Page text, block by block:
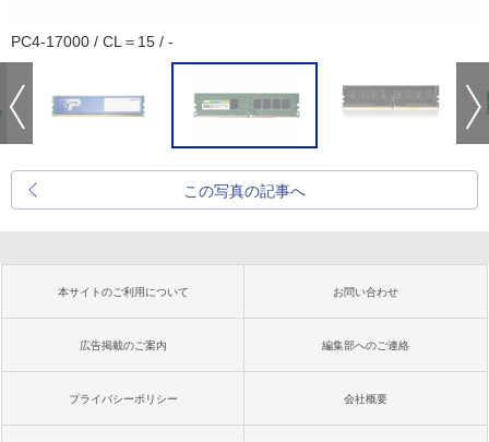
PC4-17000 / CL＝15 / -
この写真の記事へ
本サイトのご利用について お問い合わせ
広告掲載のご案内 編集部へのご連絡
プライバシーポリシー 会社概要